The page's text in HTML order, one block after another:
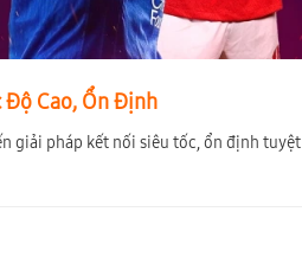
Độ Cao, Ổn Định
giải pháp kết nối siêu tốc, ổn định tuyệt